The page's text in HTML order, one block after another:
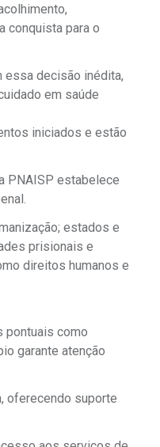
conquista para o
essa decisão inédita,
em saúde
iniciados e estão
PNAISP estabelece
estados e
prisionais e
direitos humanos e
pontuais como
garante atenção
oferecendo suporte